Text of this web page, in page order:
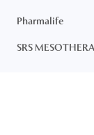
Pharmalife
SRS